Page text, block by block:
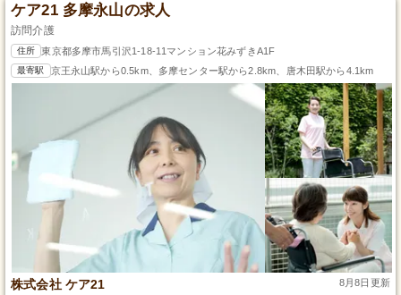
ケア21 多摩永山の求人
訪問介護
住所 東京都多摩市馬引沢1-18-11マンション花みずきA1F
最寄駅 京王永山駅から0.5km、多摩センター駅から2.8km、唐木田駅から4.1km
株式会社 ケア21 8月8日更新